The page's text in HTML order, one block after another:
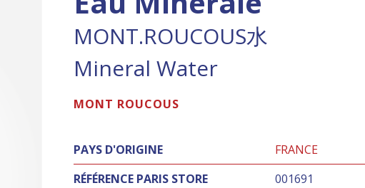
MONT.ROUCOUS水
Mineral Water
MONT ROUCOUS
PAYS D'ORIGINE
FRANCE
RÉFÉRENCE PARIS STORE
001691